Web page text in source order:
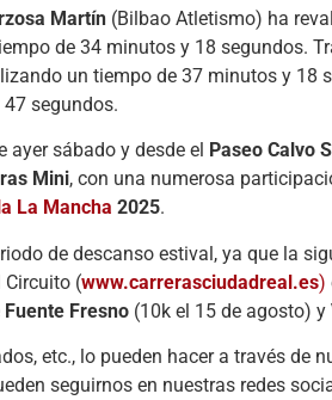
Martín (Bilbao Atletismo) ha
de 34 minutos y 18 segundos.
un tiempo de 37 minutos y 18
segundos.
sábado y desde el Paseo Calvo
Mini, con una numerosa
La Mancha 2025.
de descanso estival, ya que la
Circuito (www.carrerasciudadreal.es)
Fuente Fresno (10k el 15 de agosto) y
etc., lo pueden hacer a través de
seguirnos en nuestras redes